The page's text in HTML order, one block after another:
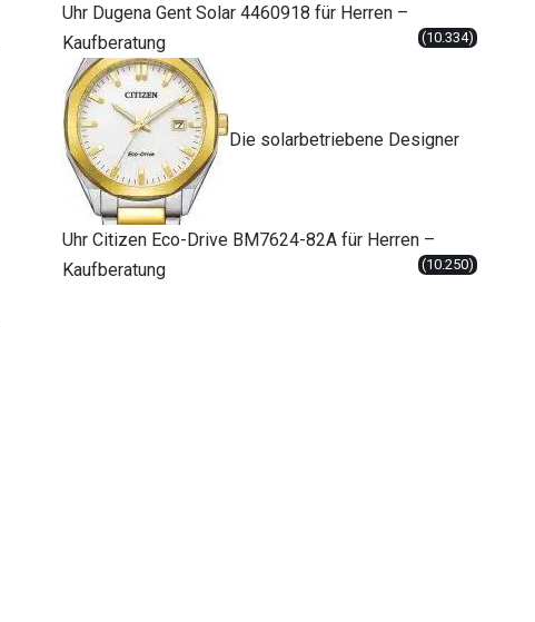
Uhr Dugena Gent Solar 4460918 für Herren –
Kaufberatung
(10.334)
Die solarbetriebene Designer
Uhr Citizen Eco-Drive BM7624-82A für Herren –
Kaufberatung
(10.250)